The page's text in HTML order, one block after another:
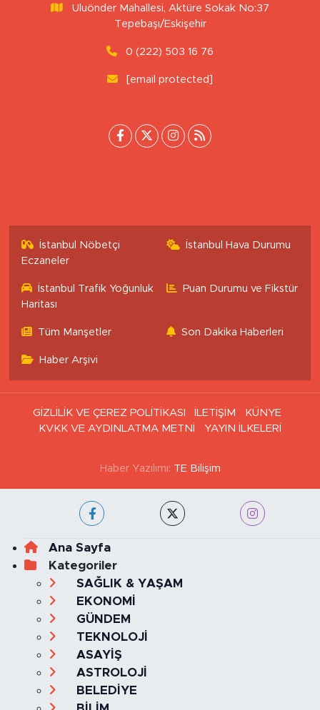
Uluönder Mahallesi, Aktüre Sokak No:37
Tepebaşı/Eskişehir
0 (222) 503 16 76
[email protected]
İstanbul Nöbetçi
Eczaneler
İstanbul Hava Durumu
İstanbul Trafik Yoğunluk
Haritası
Puan Durumu ve Fikstür
Tüm Manşetler Son Dakika Haberleri
Haber Arşivi
GİZLİLİK VE ÇEREZ POLİTİKASI İLETİŞİM
KÜNYE
KVKK VE AYDINLATMA METNİ
YAYIN İLKELERİ
Haber Yazılımı: TE Bilişim
Ana Sayfa
Kategoriler
SAĞLIK & YAŞAM
EKONOMİ
GÜNDEM
TEKNOLOJİ
ASAYİŞ
ASTROLOJİ
BELEDİYE